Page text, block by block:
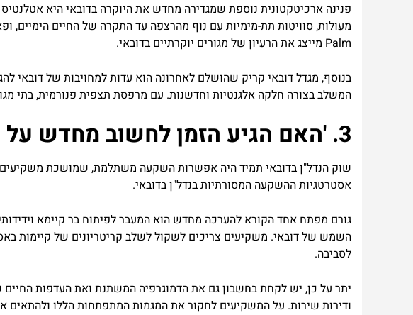
פנינה ארכיטקטונית נוספת שמגדירה מחדש את היוקרה בדובאי היא
Palm מייצג את הרעיון של מגורים יוקרתיים בדובאי.
בנוסף, מגדל דובאי קריק שהושלם לאחרונה הוא עדות למחויבות של דובאי
המשלב בצורה חלקה אלגנטיות וחדשנות. עם מרפסת תצפית פנורמית, בתי
3. 'האם הגיע הזמן לחשוב מחדש על אסטרטגיות השקעה בנדל"ן בדובאי?'
שוק הנדל"ן בדובאי תמיד היה אפשרות השקעה משתלמת, שמושכת
אסטרטגיות ההשקעה המסורתיות בנדל"ן בדובאי.
גורם מפתח אחד הקורא להערכה מחדש הוא המעבר לפיתוח בר קיימא
השמש של דובאי. משקיעים צריכים לשקול לשלב קריטריונים של קיימות
לסביבה.
יתר על כן, יש לקחת בחשבון גם את הדמוגרפיה המשתנת ואת העדפות החיים
ודירות שירות. על המשקיעים לחקור את המגמות המתפתחות הללו